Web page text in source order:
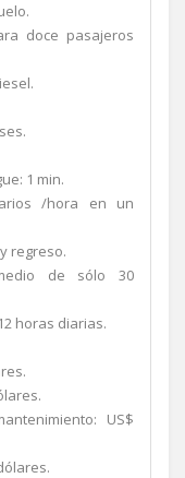
doce pasajeros
1 min.
/hora en un
regreso.
de sólo 30
horas diarias.
US$